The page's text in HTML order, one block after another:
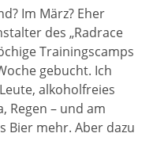
Im März? Eher
des „Radrace
Trainingscamps
gebucht. Ich
alkoholfreies
Regen – und am
Bier mehr. Aber dazu